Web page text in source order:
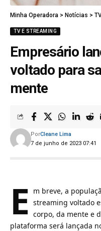
Minha Operadora > Notícias >
TV E STREAMING
Empresário
voltado para
mente
7 de junho de 2023 07:41
PorCleane Lima
E
m breve, a
streaming voltado
corpo, da mente e
plataforma será lançada